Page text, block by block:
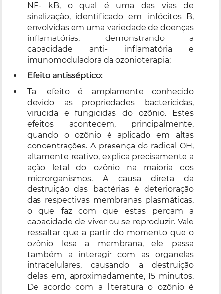
NF- kB, o qual é uma das vias de
sinalização, identificado em linfócitos B,
envolvidas em uma variedade de doenças
inflamatórias, demonstrando a
capacidade anti- inflamatória e
imunomoduladora da ozonioterapia;
Efeito antisséptico:
Tal efeito é amplamente conhecido
devido as propriedades bactericidas,
virucida e fungicidas do ozônio. Estes
efeitos acontecem, principalmente,
quando o ozônio é aplicado em altas
concentrações. A presença do radical OH,
altamente reativo, explica precisamente a
ação letal do ozônio na maioria dos
microrganismos. A causa direta da
destruição das bactérias é deterioração
das respectivas membranas plasmáticas,
o que faz com que estas percam a
capacidade de viver ou se reproduzir. Vale
ressaltar que a partir do momento que o
ozônio lesa a membrana, ele passa
também a interagir com as organelas
intracelulares, causando a destruição
delas em, aproximadamente, 15 minutos.
De acordo com a literatura o ozônio é